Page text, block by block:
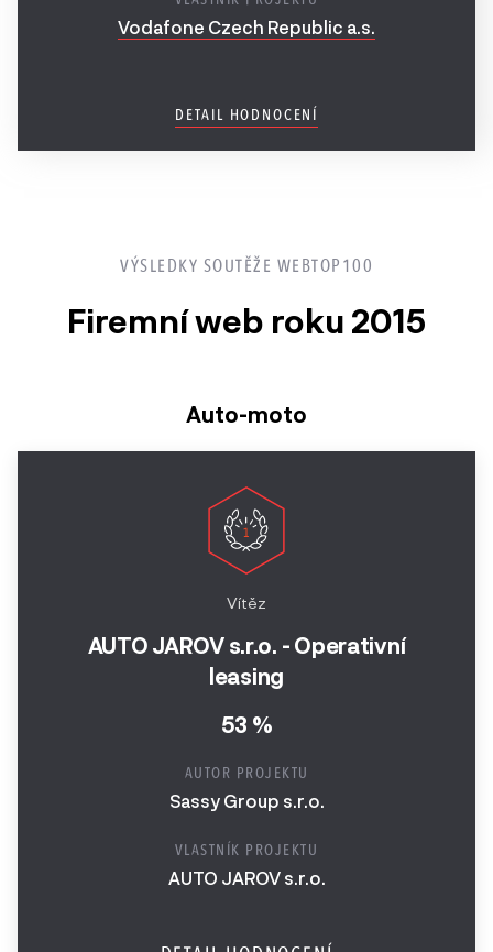
Ročník
Ročník
Ročník
Vodafone Czech Republic a.s.
DETAIL HODNOCENÍ
VÝSLEDKY SOUTĚŽE WEBTOP100
Firemní web roku 2015
Auto-moto
Vítěz
AUTO JAROV s.r.o. - Operativní
leasing
53 %
AUTOR PROJEKTU
Sassy Group s.r.o.
VLASTNÍK PROJEKTU
AUTO JAROV s.r.o.